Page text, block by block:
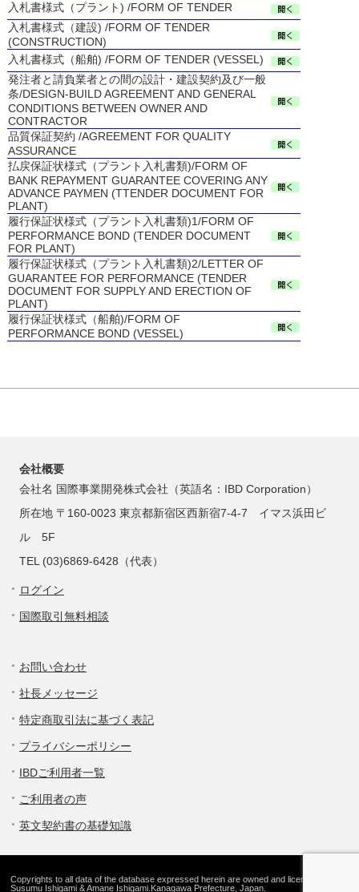
入札書様式（プラント) /FORM OF TENDER
入札書様式（建設) /FORM OF TENDER
(CONSTRUCTION)
入札書様式（船舶) /FORM OF TENDER (VESSEL)
発注者と請負業者との間の設計・建設契約及び一般
条/DESIGN-BUILD AGREEMENT AND GENERAL
CONDITIONS BETWEEN OWNER AND
CONTRACTOR
品質保証契約 /AGREEMENT FOR QUALITY
ASSURANCE
払戻保証状様式（プラント入札書類)/FORM OF
BANK REPAYMENT GUARANTEE COVERING ANY
ADVANCE PAYMEN (TTENDER DOCUMENT FOR
PLANT)
履行保証状様式（プラント入札書類)1/FORM OF
PERFORMANCE BOND (TENDER DOCUMENT
FOR PLANT)
履行保証状様式（プラント入札書類)2/LETTER OF
GUARANTEE FOR PERFORMANCE (TENDER
DOCUMENT FOR SUPPLY AND ERECTION OF
PLANT)
履行保証状様式（船舶)/FORM OF
PERFORMANCE BOND (VESSEL)
会社概要
会社名 国際事業開発株式会社（英語名：IBD Corporation）
所在地 〒160-0023 東京都新宿区西新宿7-4-7 イマス浜田ビ
ル 5F
TEL (03)6869-6428（代表）
ログイン
国際取引無料相談
お問い合わせ
社長メッセージ
特定商取引法に基づく表記
プライバシーポリシー
IBDご利用者一覧
ご利用者の声
英文契約書の基礎知識
Copyrights to all data of the database expressed herein are owned and licensed by
Susumu Ishigami & Amane Ishigami.Kanagawa Prefecture, Japan.